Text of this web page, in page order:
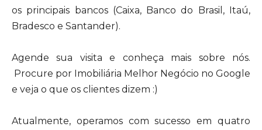
os principais bancos (Caixa, Banco do Brasil, Itaú,
Bradesco e Santander).
Agende sua visita e conheça mais sobre nós.
Procure por Imobiliária Melhor Negócio no Google
e veja o que os clientes dizem :)
Atualmente, operamos com sucesso em quatro